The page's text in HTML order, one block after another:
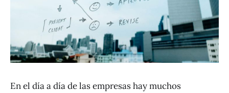
En el día a día de las empresas hay muchos